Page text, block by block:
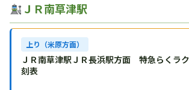
ＪＲ南草津駅
上り（米原方面）
ＪＲ南草津駅ＪＲ長浜駅方面 特急らくラ
刻表